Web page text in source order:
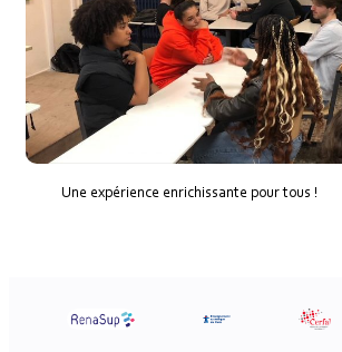
Une expérience enrichissante pour tous !